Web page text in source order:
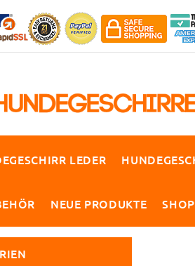
LEDER
NEUE PRODUKTE SHOP